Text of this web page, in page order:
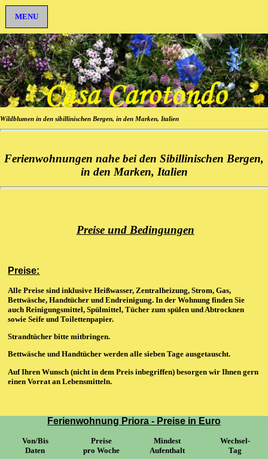
MENU
Wildblumen in den sibillinischen Bergen, in den Marken, Italien
Ferienwohnungen nahe bei den Sibillinischen Bergen,
in den Marken, Italien
Preise und Bedingungen
Preise:
Alle Preise sind inklusive Heißwasser, Zentralheizung, Strom, Gas,
Bettwäsche, Handtücher und Endreinigung. In der Wohnung finden Sie
auch Reinigungsmittel, Spülmittel, Tücher zum spülen und Abtrocknen
sowie Seife und Toilettenpapier.
Strandtücher bitte mitbringen.
Bettwäsche und Handtücher werden alle sieben Tage ausgetauscht.
Auf Ihren Wunsch (nicht in dem Preis inbegriffen) besorgen wir Ihnen gern
einen Vorrat an Lebensmitteln.
Ferienwohnung Priora - Preise in Euro
Von/Bis Preise Mindest
Wechsel-
Daten
pro Woche Aufenthalt Tag